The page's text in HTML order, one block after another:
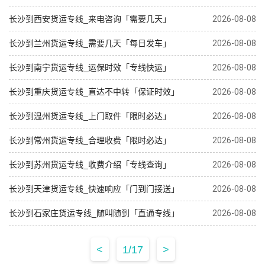
长沙到西安货运专线_来电咨询「需要几天」 2026-08-08
长沙到兰州货运专线_需要几天「每日发车」 2026-08-08
长沙到南宁货运专线_运保时效「专线快运」 2026-08-08
长沙到重庆货运专线_直达不中转「保证时效」 2026-08-08
长沙到温州货运专线_上门取件「限时必达」 2026-08-08
长沙到常州货运专线_合理收费「限时必达」 2026-08-08
长沙到苏州货运专线_收费介绍「专线查询」 2026-08-08
长沙到天津货运专线_快速响应「门到门接送」 2026-08-08
长沙到石家庄货运专线_随叫随到「直通专线」 2026-08-08
< 1/17 >